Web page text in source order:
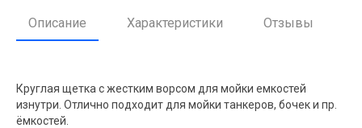
Описание Характеристики Отзывы
Круглая щетка с жестким ворсом для мойки емкостей
изнутри. Отлично подходит для мойки танкеров, бочек и пр.
ёмкостей.